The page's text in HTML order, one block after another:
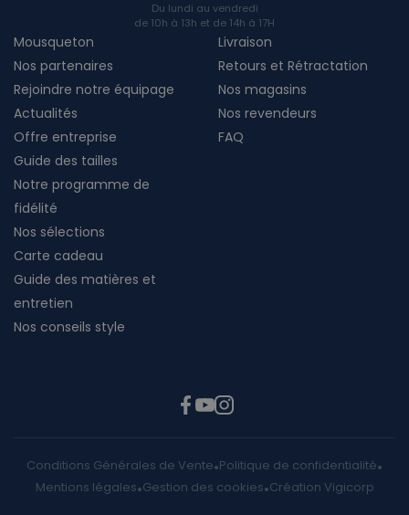
Du lundi au vendredi
de 10h à 13h et de 14h à 17H
Mousqueton
Nos partenaires
Rejoindre notre équipage
Actualités
Offre entreprise
Livraison
Retours et Rétractation
Nos magasins
Nos revendeurs
FAQ
Guide des tailles
Notre programme de
fidélité
Nos sélections
Carte cadeau
Guide des matières et
entretien
Nos conseils style
Conditions Générales de Vente Politique de confidentialité
Mentions légales Gestion des cookies Création Vigicorp